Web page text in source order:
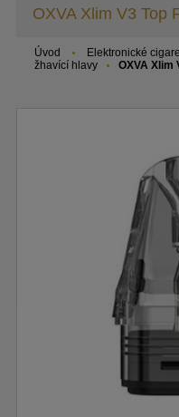
OXVA Xlim V3 Top
Úvod Elektronické
žhavící hlavy
OXVA Xlim